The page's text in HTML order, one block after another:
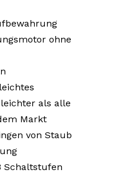
ohne
als alle
Markt
von Staub
Schaltstufen